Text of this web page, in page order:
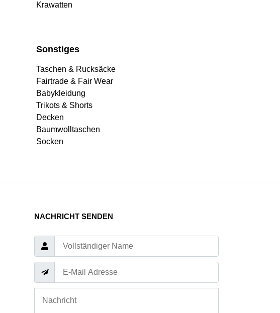
Krawatten
Sonstiges
Taschen & Rucksäcke
Fairtrade & Fair Wear
Babykleidung
Trikots & Shorts
Decken
Baumwolltaschen
Socken
NACHRICHT SENDEN